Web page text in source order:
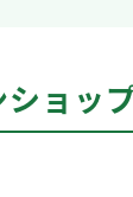
ョッ